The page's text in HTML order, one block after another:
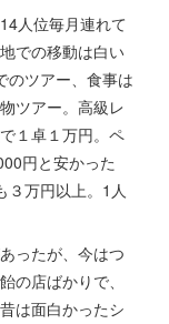
人位毎月連れて
での移動は白い
のツアー、食事は
ツアー。高級レ
１卓１万円。ペ
円と安かった
３万円以上。1人
ったが、今はつ
の店ばかりで、
は面白かったシ